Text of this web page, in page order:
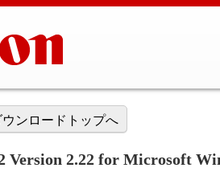
ンロードトップへ
Version 2.22 for Microsoft